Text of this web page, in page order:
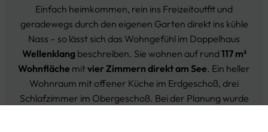
Einfach heimkommen, rein ins Freizeitoutfit und
geradewegs durch den eigenen Garten direkt ins kühle
Nass – so lässt sich das Wohngefühl im Doppelhaus
Wellenklangbeschreiben. Sie wohnen auf rund 117 m²
Wohnfläche mit vier Zimmern direkt am See. Ein heller
Wohnraum mit offener Küche im Erdgeschoß, drei
Schlafzimmer im Obergeschoß. Bei der Planung wurde